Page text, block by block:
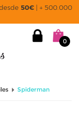
50€ | + 500.000
0
Spiderman